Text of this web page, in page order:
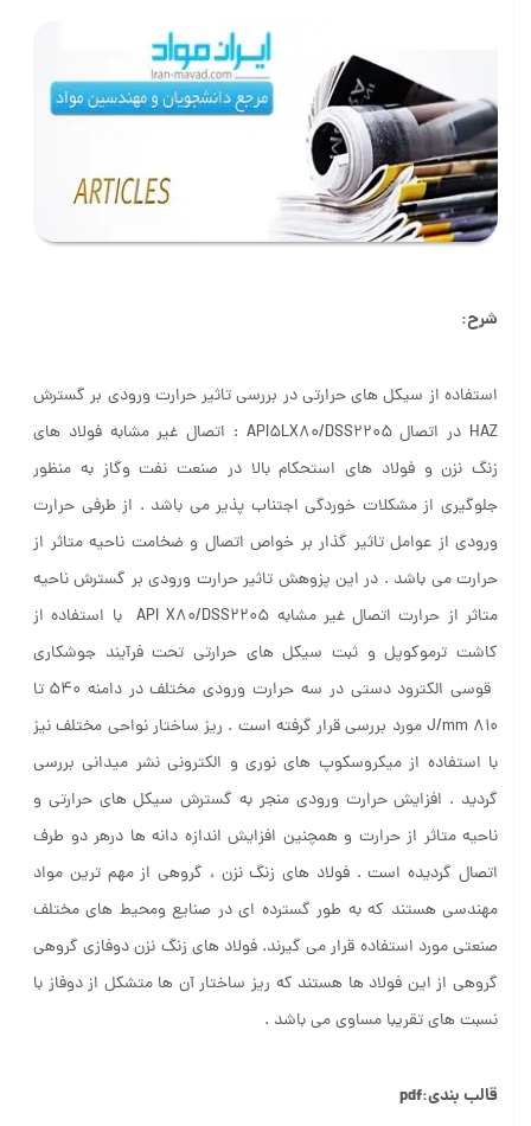
شرح:
استفاده از سیکل های حرارتی در بررسی تاثیر حرارت ورودی بر گسترش
HAZ در اتصال API5LX80/DSS2205 : اتصال غیر مشابه فولاد های
زنگ نزن و فولاد های استحکام بالا در صنعت نفت وگاز به منظور
جلوگیری از مشکلات خوردگی اجتناب پذیر می باشد . از طرفی حرارت
ورودی از عوامل تاثیر گذار بر خواص اتصال و ضخامت ناحیه متاثر از
حرارت می باشد . در این پزوهش تاثیر حرارت ورودی بر گسترش ناحیه
متاثر از حرارت اتصال غیر مشابه API X80/DSS2205 با استفاده از
کاشت ترموکوپل و ثبت سیکل های حرارتی تحت فرآیند جوشکاری
قوسی الکترود دستی در سه حرارت ورودی مختلف در دامنه ۵۴۰ تا
J/mm 810 مورد بررسی قرار گرفته است . ریز ساختار نواحی مختلف نیز
با استفاده از میکروسکوپ های نوری و الکترونی نشر میدانی بررسی
گردید . افزایش حرارت ورودی منجر به گسترش سیکل های حرارتی و
ناحیه متاثر از حرارت و همچنین افزایش اندازه دانه ها درهر دو طرف
اتصال گردیده است . فولاد های زنگ نزن ، گروهی از مهم ترین مواد
مهندسی هستند که به طور گسترده ای در صنایع ومحیط های مختلف
صنعتی مورد استفاده قرار می گیرند. فولاد های زنگ نزن دوفازی گروهی
گروهی از این فولاد ها هستند که ریز ساختار آن ها متشکل از دوفاز با
نسبت های تقریبا مساوی می باشد .
قالب بندی:pdf